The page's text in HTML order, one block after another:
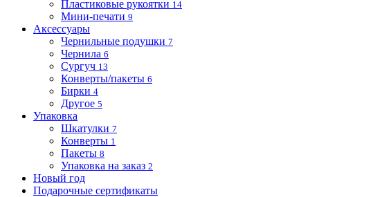
Пластиковые рукоятки 14
Мини-печати 9
Аксессуары
Чернильные подушки 7
Чернила 6
Сургуч 13
Конверты/пакеты 6
Бирки 4
Другое 5
Упаковка
Шкатулки 7
Конверты 1
Пакеты 8
Упаковка на заказ 2
Новый год
Подарочные сертификаты